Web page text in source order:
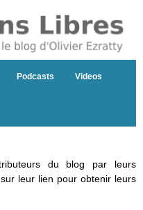
Podcasts Videos
du blog par leurs
leur lien pour obtenir leurs